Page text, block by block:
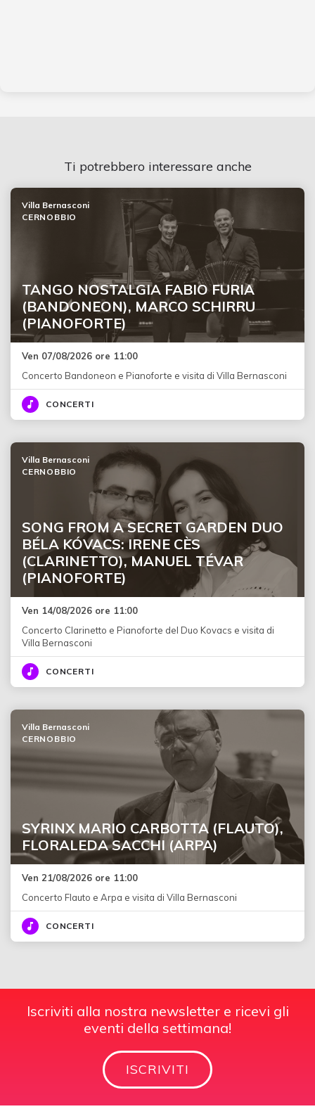
Ti potrebbero interessare anche
TANGO NOSTALGIA FABIO FURIA
(BANDONEON), MARCO SCHIRRU
(PIANOFORTE)
Villa Bernasconi
CERNOBBIO
Ven 07/08/2026 ore 11:00
Concerto Bandoneon e Pianoforte e visita di Villa Bernasconi
CONCERTI
SONG FROM A SECRET GARDEN DUO
BÉLA KÓVACS: IRENE CÈS
(CLARINETTO), MANUEL TÉVAR
(PIANOFORTE)
Villa Bernasconi
CERNOBBIO
Ven 14/08/2026 ore 11:00
Concerto Clarinetto e Pianoforte del Duo Kovacs e visita di
Villa Bernasconi
CONCERTI
SYRINX MARIO CARBOTTA (FLAUTO),
FLORALEDA SACCHI (ARPA)
Villa Bernasconi
CERNOBBIO
Ven 21/08/2026 ore 11:00
Concerto Flauto e Arpa e visita di Villa Bernasconi
CONCERTI
Iscriviti alla nostra newsletter e ricevi gli
eventi della settimana!
ISCRIVITI